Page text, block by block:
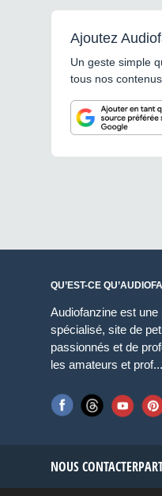
Ajoutez
Un geste simple
tous nos
QU’EST-CE
Audiofanzine est une
spécialisé, site de
passionnés et de
les amateurs et prof...
NOUS CONTACTER